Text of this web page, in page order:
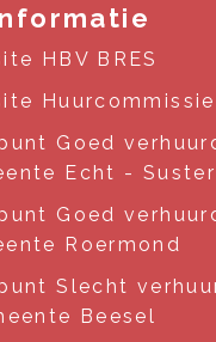
HBV BRES
Huurcommissie
Goed
Echt -
Goed
Roermond
Slecht
Beesel